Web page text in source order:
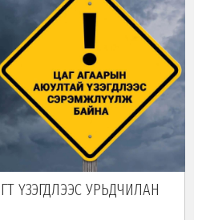
ҮЗЭГДЛЭЭС УРЬДЧИЛАН